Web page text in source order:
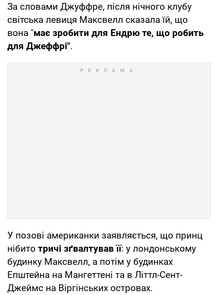
За словами Джуффре, після нічного клубу
світська левиця Максвелл сказала їй, що
вона "має зробити для Ендрю те, що робить
для Джеффрі".
У позові американки заявляється, що принц
нібито тричі зґвалтував її: у лондонському
будинку Максвелл, а потім у будинках
Епштейна на Мангеттені та в Літтл-Сент-
Джеймс на Віргінських островах.